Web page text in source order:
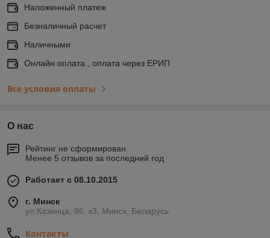
Наложенный платеж
Безналичный расчет
Наличными
Онлайн оплата , оплата через ЕРИП
Все условия оплаты
О нас
Рейтинг не сформирован
Менее 5 отзывов за последний год
Работает с 08.10.2015
г. Минск
ул.Казинца, 86, к3, Минск, Беларусь
Контакты